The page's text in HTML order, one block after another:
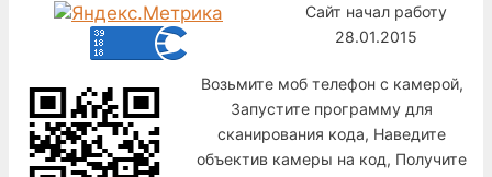
Сайт начал работу
28.01.2015
Возьмите моб телефон с камерой,
Запустите программу для
сканирования кода, Наведите
объектив камеры на код, Получите